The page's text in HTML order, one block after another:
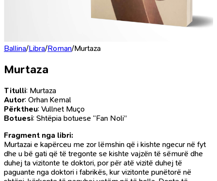
Ballina/Libra/Roman/Murtaza
Murtaza
Titulli: Murtaza
Autor: Orhan Kemal
Përktheu: Vullnet Muço
Botuesi: Shtëpia botuese “Fan Noli”
Fragment nga libri:
Murtazai e kapërceu me zor lëmshin që i kishte ngecur në fyt
dhe u bë gati që të tregonte se kishte vajzën të sëmurë dhe
duhej ta vizitonte te doktori, por për atë vizitë duhej të
paguante nga doktori i fabrikës, kur vizitonte punëtorë në